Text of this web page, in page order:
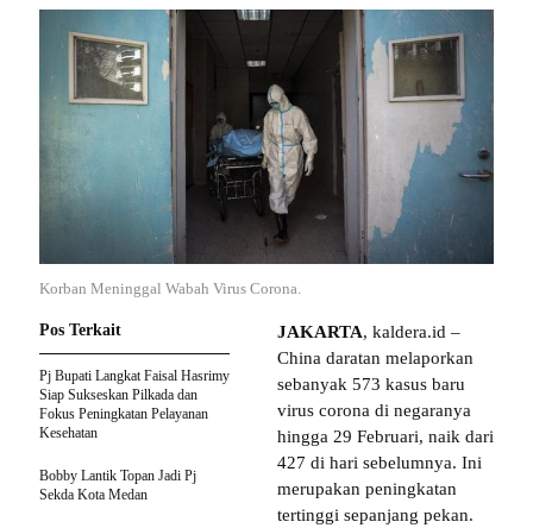
Korban Meninggal Wabah Virus Corona.
JAKARTA, kaldera.id –
China daratan melaporkan
sebanyak 573 kasus baru
virus corona di negaranya
hingga 29 Februari, naik dari
427 di hari sebelumnya. Ini
merupakan peningkatan
tertinggi sepanjang pekan.
Pos Terkait
Pj Bupati Langkat Faisal Hasrimy
Siap Sukseskan Pilkada dan
Fokus Peningkatan Pelayanan
Kesehatan
Bobby Lantik Topan Jadi Pj
Sekda Kota Medan